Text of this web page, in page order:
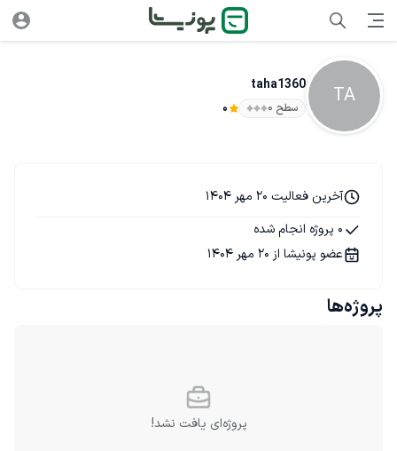
TA
taha1360
سطح ۰ 0
آخرین فعالیت 20 مهر 1404
0 پروژه انجام شده
عضو پونیشا از 20 مهر 1404
پروژه‌ها
پروژه‌ای یافت نشد!